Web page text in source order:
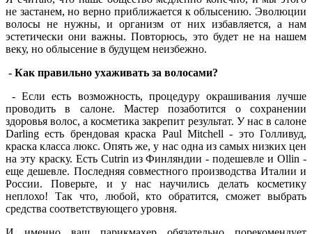
не застанем, но верно приближается к облысению. Эволюции
волосы не нужны, и организм от них избавляется, а нам
эстетически они важны. Повторюсь, это будет не на нашем
веку, но облысение в будущем неизбежно.
- Как правильно ухаживать за волосами?
- Если есть возможность, процедуру окрашивания лучше
проводить в салоне. Мастер позаботится о сохранении
здоровья волос, а косметика закрепит результат. У нас в салоне
Darling есть брендовая краска Paul Mitchell - это Голливуд,
краска класса люкс. Опять же, у нас одна из самых низких цен
на эту краску. Есть Cutrin из Финляндии - подешевле и Ollin -
еще дешевле. Последняя совместного производства Италии и
России. Поверьте, и у нас научились делать косметику
неплохо! Так что, любой, кто обратится, сможет выбрать
средства соответствующего уровня.